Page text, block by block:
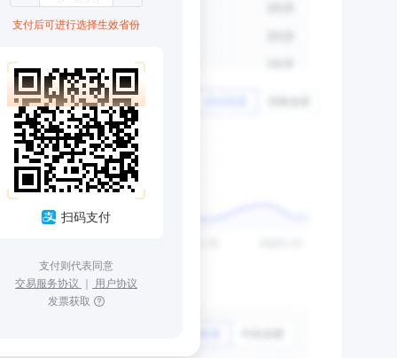
支付后可进行选择生效省份
扫码支付
支付则代表同意
交易服务协议 ｜ 用户协议
发票获取